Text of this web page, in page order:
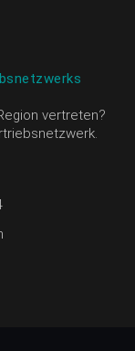
vertreten?